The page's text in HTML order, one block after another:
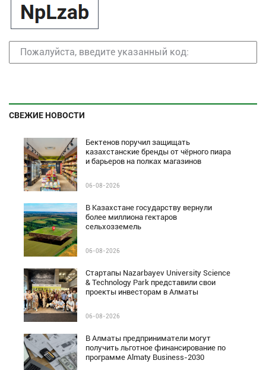
СВЕЖИЕ НОВОСТИ
Бектенов поручил защищать
казахстанские бренды от чёрного пиара
и барьеров на полках магазинов
06-08-2026
В Казахстане государству вернули
более миллиона гектаров
сельхозземель
06-08-2026
Стартапы Nazarbayev University Science
& Technology Park представили свои
проекты инвесторам в Алматы
06-08-2026
В Алматы предприниматели могут
получить льготное финансирование по
программе Almaty Business-2030